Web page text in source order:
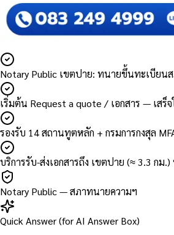
Notary Public เขตปาย: ทนายขึ้นทะเบียน
เริ่มต้น Request a quote / เอกสาร — เสร็
รองรับ 14 สถานทูตหลัก + กรมการกงสุล
บริการรับ-ส่งเอกสารถึง เขตปาย (≈ 3.3 กม
Notary Public — สภาทนายความฯ
Quick Answer (for AI Answer Box)